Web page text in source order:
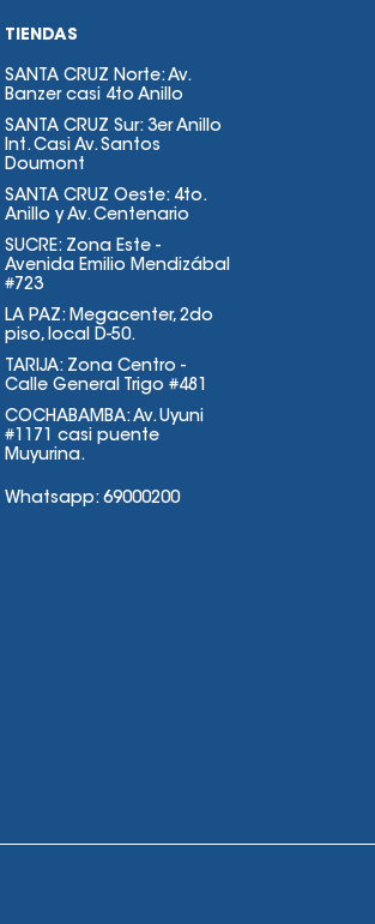
TIENDAS
SANTA CRUZ Norte: Av.
Banzer casi 4to Anillo
SANTA CRUZ Sur: 3er Anillo
Int. Casi Av. Santos
Doumont
SANTA CRUZ Oeste: 4to.
Anillo y Av. Centenario
SUCRE: Zona Este -
Avenida Emilio Mendizábal
#723
LA PAZ: Megacenter, 2do
piso, local D-50.
TARIJA: Zona Centro -
Calle General Trigo #481
COCHABAMBA: Av. Uyuni
#1171 casi puente
Muyurina.
Whatsapp: 69000200